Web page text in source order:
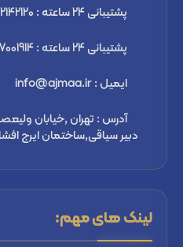
پشتیبانی 24 ساعته : 09152142120
پشتیبانی 24 ساعته : 09127001914
ایمیل : info@ajmaa.ir
آدرس : تهران ,خیابان
دبیر سیاقی,ساختمان ایرج
لینک های مهم: